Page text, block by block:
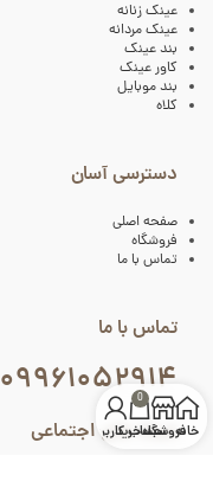
عینک زنانه
عینک مردانه
بند عینک
کاور عینک
بند موبایل
کلاه
دسترسی آسان
صفحه اصلی
فروشگاه
تماس با ما
تماس با ما
۰۹۹۶۱۰۵۲۹۱۴
شبکه های اجتماعیخانهفروشگاه
0
سبد خرید
حساب کاربری من